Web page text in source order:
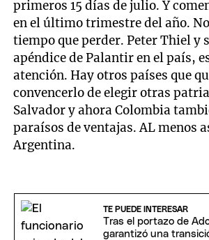
primeros 15 días de julio. Y
en el último trimestre del año.
tiempo que perder. Peter Thiel y
apéndice de Palantir en el país,
atención. Hay otros países que
convencerlo de elegir otras
Salvador y ahora Colombia
paraísos de ventajas. AL menos
Argentina.
TE PUEDE INTERESAR
Tras el portazo de
garantizó una